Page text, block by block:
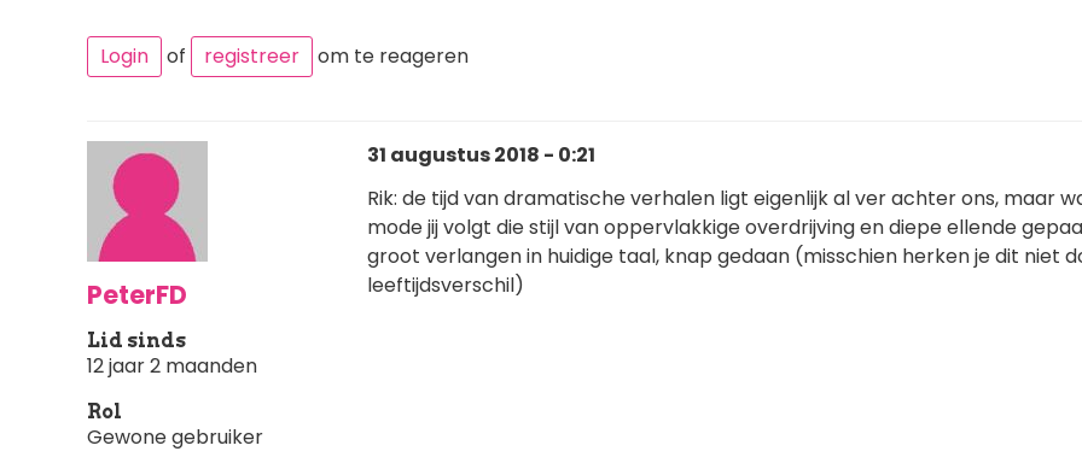
Login of registreer om te reageren
PeterFD
Lid sinds
12 jaar 2 maanden
Rol
Gewone gebruiker
31 augustus 2018 - 0:21
Rik: de tijd van dramatische verhalen ligt eigenlijk al ver achter ons, maar
mode jij volgt die stijl van oppervlakkige overdrijving en diepe ellende
groot verlangen in huidige taal, knap gedaan (misschien herken je dit niet
leeftijdsverschil)